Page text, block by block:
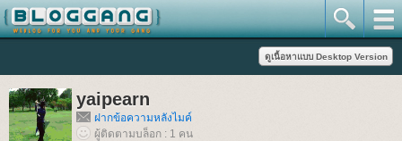
yaipearn
ฝากข้อความหลังไมค์
ผู้ติดตามบล็อก : 1 คน